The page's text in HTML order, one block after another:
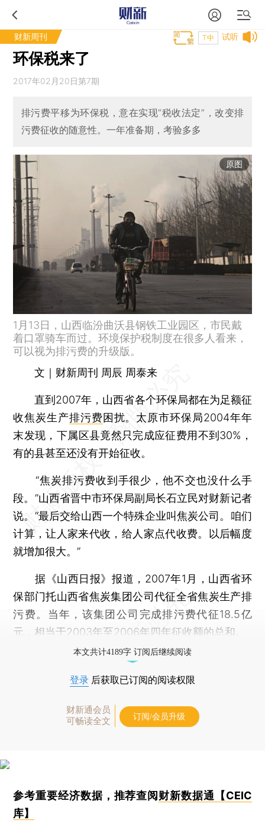
财新周刊 试听
T中
环保税来了
2017年02月20日第7期
排污费平移为环保税，意在实现“税收法定”，改变排
污费征收的随意性。一年准备期，考验多多
原图
1月13日，山西临汾曲沃县钢铁工业园区，市民戴
着口罩骑车而过。环境保护税制度在很多人看来，
可以视为排污费的升级版。
文｜财新周刊 周辰 周泰来
直到2007年，山西省各个环保局都在为足额征
收焦炭生产排污费困扰。太原市环保局2004年年
末发现，下属区县竟然只完成应征费用不到30%，
有的县甚至还没有开始征收。
“焦炭排污费收到手很少，他不交也没什么手
段。”山西省晋中市环保局副局长石立民对财新记者
说。“最后交给山西一个特殊企业叫焦炭公司。咱们
计算，让人家来代收，给人家点代收费。以后幅度
就增加很大。”
据《山西日报》报道，2007年1月，山西省环
保部门托山西省焦炭集团公司代征全省焦炭生产排
污费。当年，该集团公司完成排污费代征18.5亿
元，相当于2003年至2006年四年征收额的总和。
本文共计4189字 订阅后继续阅读
登录 后获取已订阅的阅读权限
财新通会员
可畅读全文
订阅/会员升级
参考重要经济数据，推荐查阅财新数据通【CEIC
库】